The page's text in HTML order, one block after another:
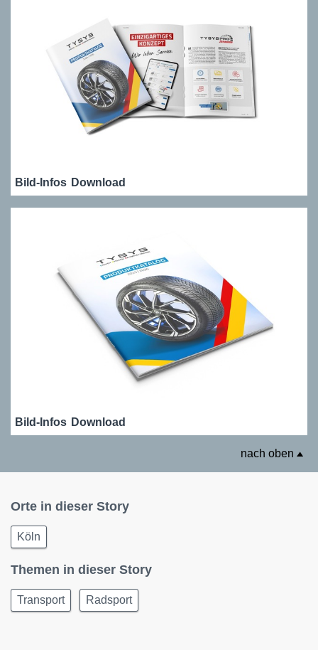
Bild-Infos Download
Bild-Infos Download
nach oben
Orte in dieser Story
Köln
Themen in dieser Story
Transport Radsport